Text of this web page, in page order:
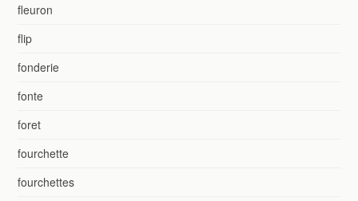
fleuron
flip
fonderie
fonte
foret
fourchette
fourchettes